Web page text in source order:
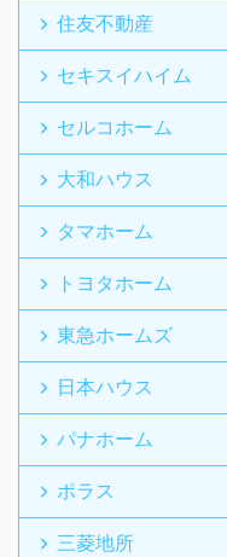
住友不動産
セキスイハイム
セルコホーム
大和ハウス
タマホーム
トヨタホーム
東急ホームズ
日本ハウス
パナホーム
ポラス
三菱地所